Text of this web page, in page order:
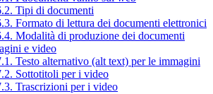
Tipi di documenti
Formato di lettura dei documenti elettronici
Modalità di produzione dei documenti
e video
Testo alternativo (alt text) per le immagini
Sottotitoli per i video
Trascrizioni per i video